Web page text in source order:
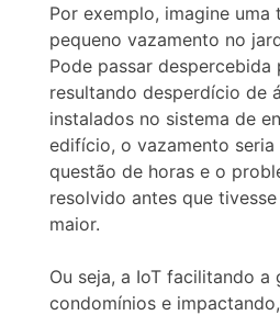
Por exemplo, imagine uma
pequeno vazamento no
Pode passar despercebida
resultando desperdício de
instalados no sistema de
edifício, o vazamento
questão de horas e o
resolvido antes que
maior.
Ou seja, a IoT facilitando a
condomínios e impactando,